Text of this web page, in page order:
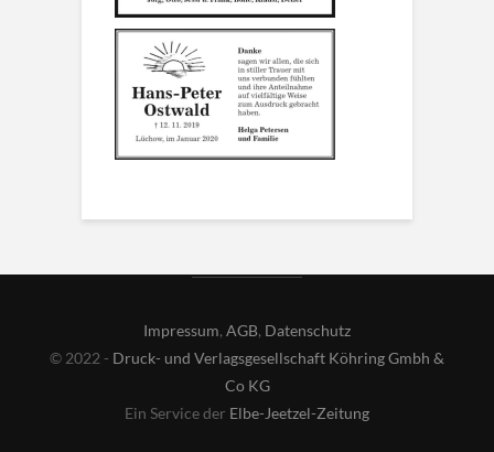
Impressum, AGB, Datenschutz
© 2022 - Druck- und Verlagsgesellschaft Köhring Gmbh &
Co KG
Ein Service der Elbe-Jeetzel-Zeitung